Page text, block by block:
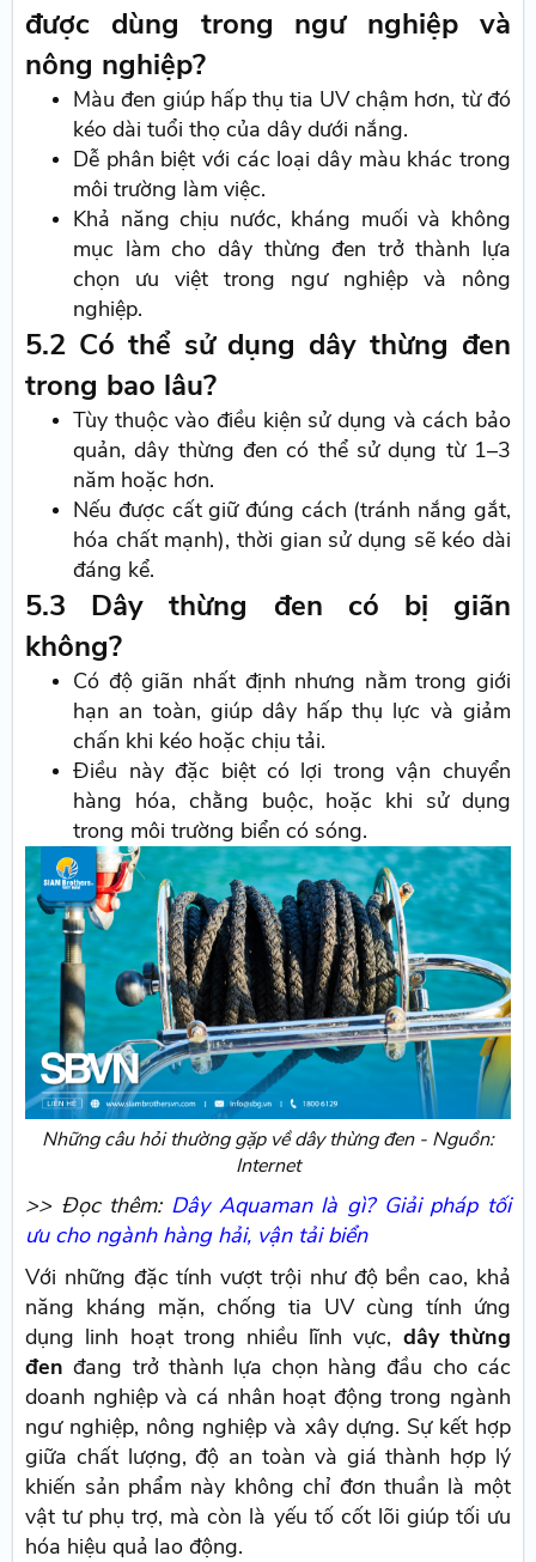
được dùng trong ngư nghiệp và
nông nghiệp?
Màu đen giúp hấp thụ tia UV chậm hơn, từ đó
kéo dài tuổi thọ của dây dưới nắng.
Dễ phân biệt với các loại dây màu khác trong
môi trường làm việc.
Khả năng chịu nước, kháng muối và không
mục làm cho dây thừng đen trở thành lựa
chọn ưu việt trong ngư nghiệp và nông
nghiệp.
5.2 Có thể sử dụng dây thừng đen
trong bao lâu?
Tùy thuộc vào điều kiện sử dụng và cách bảo
quản, dây thừng đen có thể sử dụng từ 1–3
năm hoặc hơn.
Nếu được cất giữ đúng cách (tránh nắng gắt,
hóa chất mạnh), thời gian sử dụng sẽ kéo dài
đáng kể.
5.3 Dây thừng đen có bị giãn
không?
Có độ giãn nhất định nhưng nằm trong giới
hạn an toàn, giúp dây hấp thụ lực và giảm
chấn khi kéo hoặc chịu tải.
Điều này đặc biệt có lợi trong vận chuyển
hàng hóa, chằng buộc, hoặc khi sử dụng
trong môi trường biển có sóng.
Những câu hỏi thường gặp về dây thừng đen - Nguồn:
Internet
>> Đọc thêm: Dây Aquaman là gì? Giải pháp tối
ưu cho ngành hàng hải, vận tải biển
Với những đặc tính vượt trội như độ bền cao, khả
năng kháng mặn, chống tia UV cùng tính ứng
dụng linh hoạt trong nhiều lĩnh vực, dây thừng
đen đang trở thành lựa chọn hàng đầu cho các
doanh nghiệp và cá nhân hoạt động trong ngành
ngư nghiệp, nông nghiệp và xây dựng. Sự kết hợp
giữa chất lượng, độ an toàn và giá thành hợp lý
khiến sản phẩm này không chỉ đơn thuần là một
vật tư phụ trợ, mà còn là yếu tố cốt lõi giúp tối ưu
hóa hiệu quả lao động.